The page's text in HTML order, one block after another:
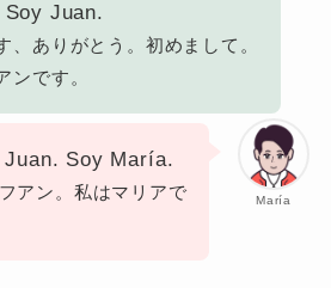
Juan.
、ありがとう。初めまして。
ンです。
María
Juan. Soy María.
アン。私はマリアで